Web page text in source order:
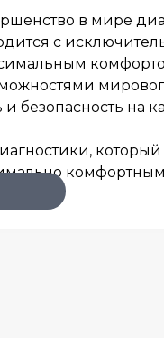
в мире
с
и безопасность на